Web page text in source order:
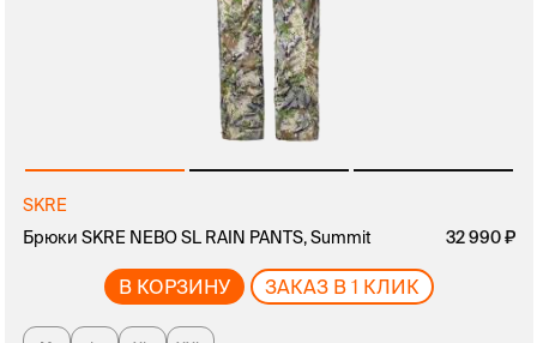
SKRE
Брюки SKRE NEBO SL RAIN PANTS, Summit
32 990
В КОРЗИНУ ЗАКАЗ В 1 КЛИК